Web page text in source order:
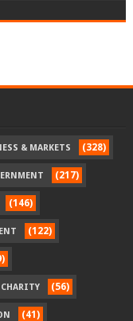
& MARKETS (328)
(217)
(146)
(122)
(56)
(41)